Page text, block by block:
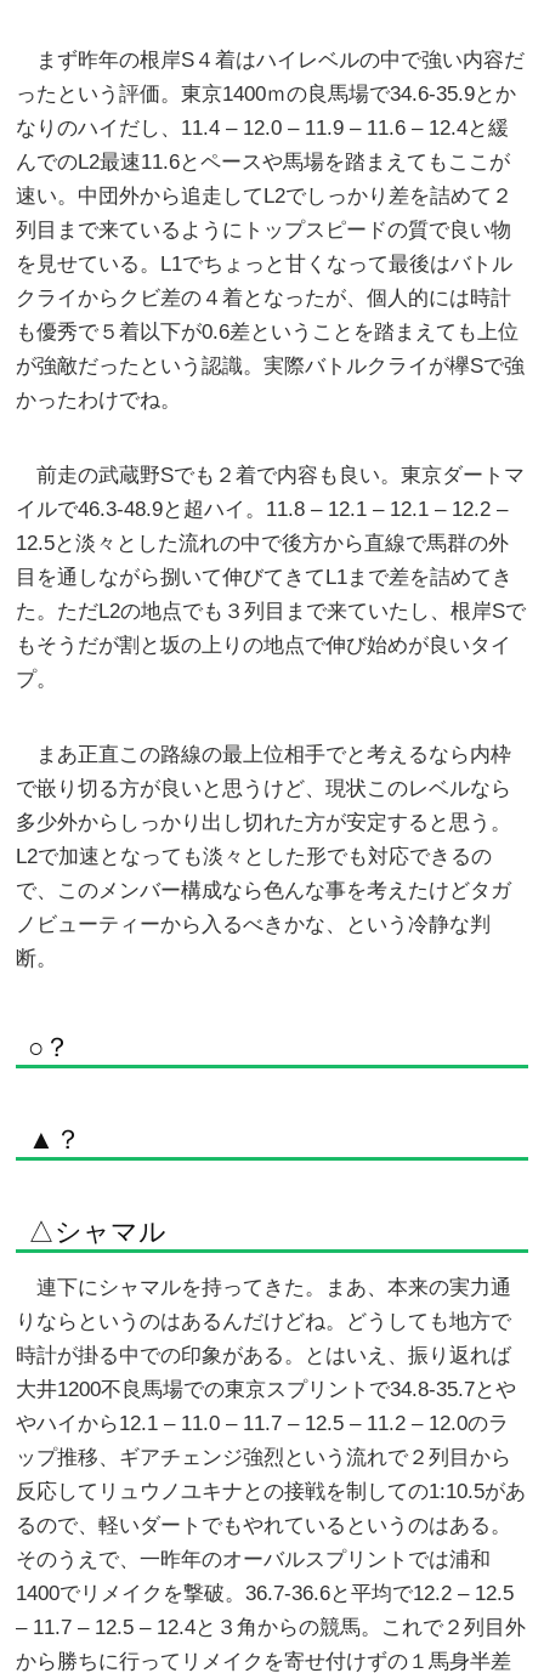
まず昨年の根岸S４着はハイレベルの中で強い内容だ
ったという評価。東京1400ｍの良馬場で34.6-35.9とか
なりのハイだし、11.4 – 12.0 – 11.9 – 11.6 – 12.4と緩
んでのL2最速11.6とペースや馬場を踏まえてもここが
速い。中団外から追走してL2でしっかり差を詰めて２
列目まで来ているようにトップスピードの質で良い物
を見せている。L1でちょっと甘くなって最後はバトル
クライからクビ差の４着となったが、個人的には時計
も優秀で５着以下が0.6差ということを踏まえても上位
が強敵だったという認識。実際バトルクライが欅Sで強
かったわけでね。
前走の武蔵野Sでも２着で内容も良い。東京ダートマ
イルで46.3-48.9と超ハイ。11.8 – 12.1 – 12.1 – 12.2 –
12.5と淡々とした流れの中で後方から直線で馬群の外
目を通しながら捌いて伸びてきてL1まで差を詰めてき
た。ただL2の地点でも３列目まで来ていたし、根岸Sで
もそうだが割と坂の上りの地点で伸び始めが良いタイ
プ。
まあ正直この路線の最上位相手でと考えるなら内枠
で嵌り切る方が良いと思うけど、現状このレベルなら
多少外からしっかり出し切れた方が安定すると思う。
L2で加速となっても淡々とした形でも対応できるの
で、このメンバー構成なら色んな事を考えたけどタガ
ノビューティーから入るべきかな、という冷静な判
断。
○？
▲？
△シャマル
連下にシャマルを持ってきた。まあ、本来の実力通
りならというのはあるんだけどね。どうしても地方で
時計が掛る中での印象がある。とはいえ、振り返れば
大井1200不良馬場での東京スプリントで34.8-35.7とや
やハイから12.1 – 11.0 – 11.7 – 12.5 – 11.2 – 12.0のラ
ップ推移、ギアチェンジ強烈という流れで２列目から
反応してリュウノユキナとの接戦を制しての1:10.5があ
るので、軽いダートでもやれているというのはある。
そのうえで、一昨年のオーバルスプリントでは浦和
1400でリメイクを撃破。36.7-36.6と平均で12.2 – 12.5
– 11.7 – 12.5 – 12.4と３角からの競馬。これで２列目外
から勝ちに行ってリメイクを寄せ付けずの１馬身半差